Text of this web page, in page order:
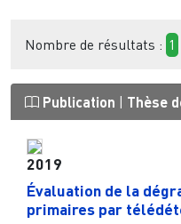
Nombre de résultats : 1
Publication Thèse
2019
Évaluation de la
primaires par